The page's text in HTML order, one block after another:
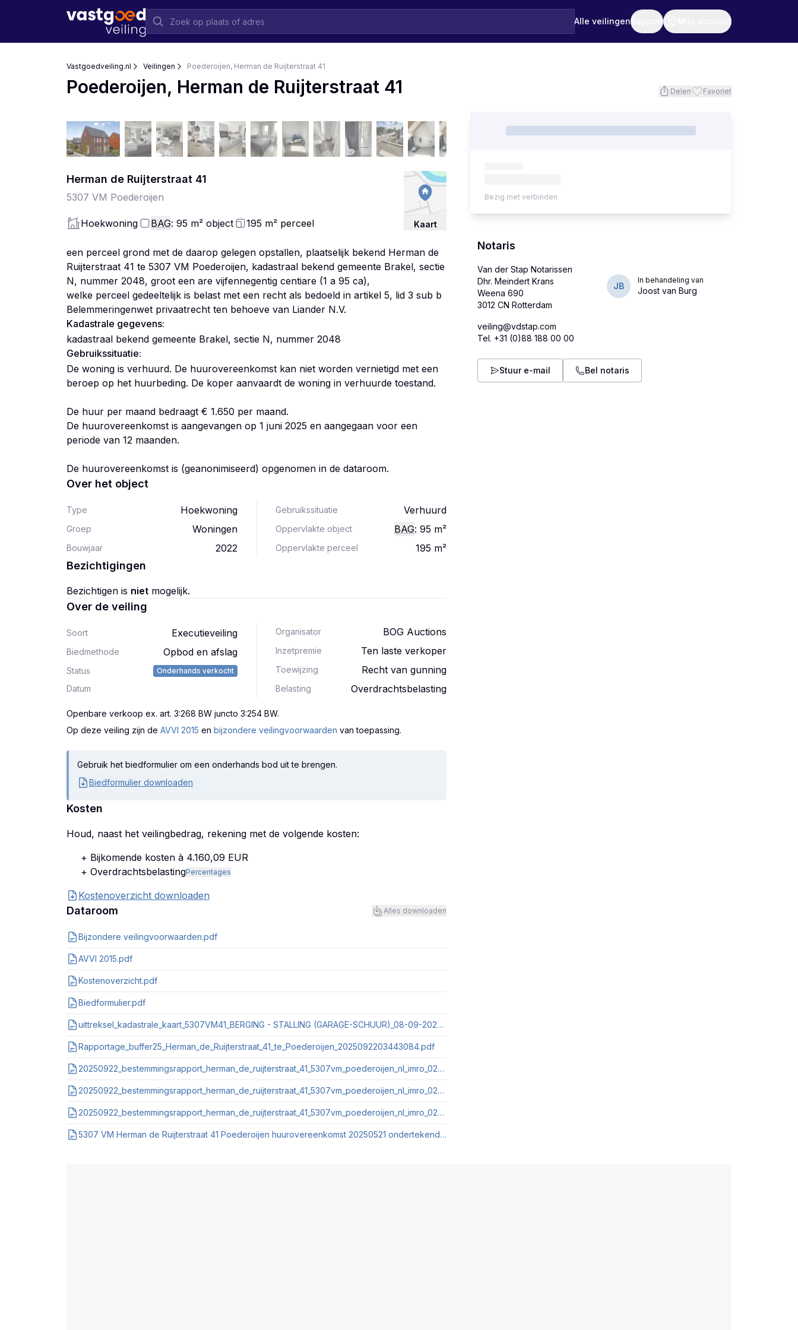
Alle veilingenSupport Mijn account
Vastgoedveiling.nl Veilingen Poederoijen, Herman de Ruijterstraat 41
Poederoijen, Herman de Ruijterstraat 41 Delen Favoriet
Herman de Ruijterstraat 41
5307 VM Poederoijen
Hoekwoning BAG: 95 m² object 195 m² perceel Kaart
een perceel grond met de daarop gelegen opstallen, plaatselijk bekend Herman de
Ruijterstraat 41 te 5307 VM Poederoijen, kadastraal bekend gemeente Brakel, sectie
N, nummer 2048, groot een are vijfennegentig centiare (1 a 95 ca),
welke perceel gedeeltelijk is belast met een recht als bedoeld in artikel 5, lid 3 sub b
Kadastrale gegevens:
kadastraal bekend gemeente Brakel, sectie N, nummer 2048
Gebruikssituatie:
De woning is verhuurd. De huurovereenkomst kan niet worden vernietigd met een
beroep op het huurbeding. De koper aanvaardt de woning in verhuurde toestand.
De huur per maand bedraagt € 1.650 per maand.
De huurovereenkomst is aangevangen op 1 juni 2025 en aangegaan voor een
periode van 12 maanden.
Over het object
Type Hoekwoning
Groep Woningen
Bouwjaar 2022
Gebruikssituatie Verhuurd
Oppervlakte object BAG: 95 m²
Oppervlakte perceel 195 m²
Bezichtigingen
Bezichtigen is niet mogelijk.
Over de veiling
Soort Executieveiling
Biedmethode Opbod en afslag
Status Onderhands verkocht
Datum
Organisator BOG Auctions
Inzetpremie Ten laste verkoper
Toewijzing Recht van gunning
Belasting Overdrachtsbelasting
Openbare verkoop ex. art. 3:268 BW juncto 3:254 BW.
Op deze veiling zijn de AVVI 2015 en bijzondere veilingvoorwaarden van toepassing.
Gebruik het biedformulier om een onderhands bod uit te brengen.
Biedformulier downloaden
Kosten
Houd, naast het veilingbedrag, rekening met de volgende kosten:
+ Bijkomende kosten à 4.160,09 EUR
+ OverdrachtsbelastingPercentages
Kostenoverzicht downloaden
Dataroom Alles downloaden
Bijzondere veilingvoorwaarden.pdf
AVVI 2015.pdf
Kostenoverzicht.pdf
Biedformulier.pdf
uittreksel_kadastrale_kaart_5307VM41_BERGING - STALLING (GARAGE-SCHUUR)_08-09-2025_10-27-48.pdf
Rapportage_buffer25_Herman_de_Ruijterstraat_41_te_Poederoijen_2025092203443084.pdf
20250922_bestemmingsrapport_herman_de_ruijterstraat_41_5307vm_poederoijen_nl_imro_0297_bgbbp20220018_vs01.pdf
20250922_bestemmingsrapport_herman_de_ruijterstraat_41_5307vm_poederoijen_nl_imro_0297_bgbbp20220020_ow01.pdf
20250922_bestemmingsrapport_herman_de_ruijterstraat_41_5307vm_poederoijen_nl_imro_0297_bgbbp20220020_vs01.pdf
5307 VM Herman de Ruijterstraat 41 Poederoijen huurovereenkomst 20250521 ondertekend Zwartgemaakt.pdf
Bezig met verbinden
Notaris
Van der Stap Notarissen
Dhr. Meindert Krans
Weena 690
JB
In behandeling van
Joost van Burg
veiling@vdstap.com
Tel. +31 (0)88 188 00 00
Stuur e-mail Bel notaris